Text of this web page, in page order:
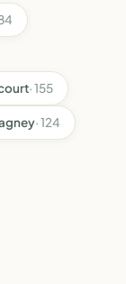
· 155
· 124